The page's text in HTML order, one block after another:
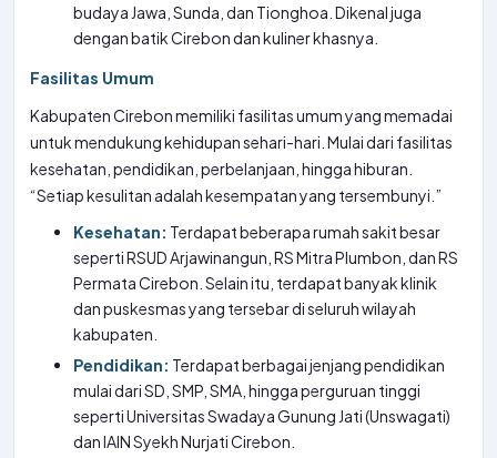
budaya Jawa, Sunda, dan Tionghoa. Dikenal juga
dengan batik Cirebon dan kuliner khasnya.
Fasilitas Umum
Kabupaten Cirebon memiliki fasilitas umum yang memadai
untuk mendukung kehidupan sehari-hari. Mulai dari fasilitas
kesehatan, pendidikan, perbelanjaan, hingga hiburan.
“Setiap kesulitan adalah kesempatan yang tersembunyi.”
Kesehatan: Terdapat beberapa rumah sakit besar
seperti RSUD Arjawinangun, RS Mitra Plumbon, dan RS
Permata Cirebon. Selain itu, terdapat banyak klinik
dan puskesmas yang tersebar di seluruh wilayah
kabupaten.
Pendidikan: Terdapat berbagai jenjang pendidikan
mulai dari SD, SMP, SMA, hingga perguruan tinggi
seperti Universitas Swadaya Gunung Jati (Unswagati)
dan IAIN Syekh Nurjati Cirebon.